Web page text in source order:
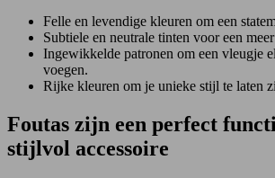
Felle en levendige kleuren om een
Subtiele en neutrale tinten voor een
Ingewikkelde patronen om een vleugje
voegen.
Rijke kleuren om je unieke stijl te laten
Foutas zijn een perfect
stijlvol accessoire